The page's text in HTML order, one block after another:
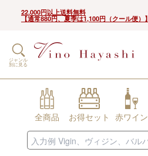
22,000円以上送料無料
【通常880円、夏季は1,100円（クール便）】
ジャンル
別に見る
全商品 お得セット 赤ワイン